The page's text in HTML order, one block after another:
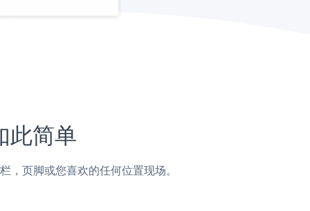
简单
页脚或您喜欢的任何位置现场。